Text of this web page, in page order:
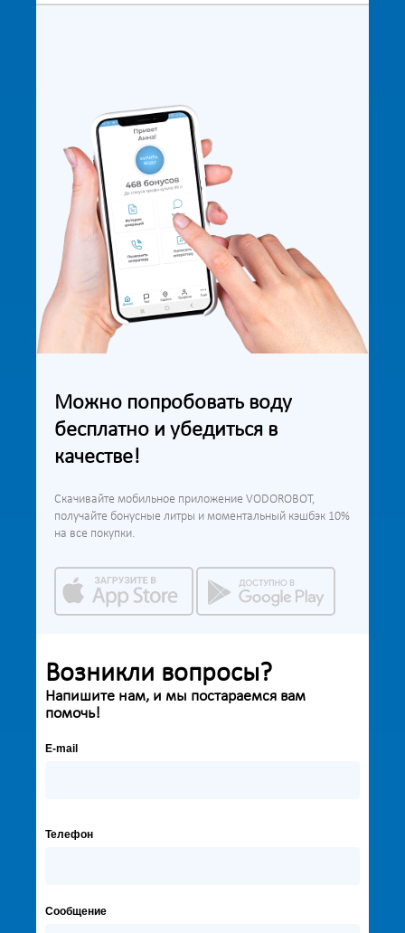
Можно попробовать воду
бесплатно и убедиться в
качестве!
Скачивайте мобильное приложение VODOROBOT,
получайте бонусные литры и моментальный кэшбэк 10%
на все покупки.
Возникли вопросы?
Напишите нам, и мы постараемся вам
помочь!
E-mail
Телефон
Сообщение